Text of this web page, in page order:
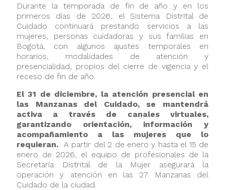
Durante la temporada de fin de año y en los
primeros días de 2026, el Sistema Distrital de
Cuidado continuará prestando servicios a las
mujeres, personas cuidadoras y sus familias en
Bogotá, con algunos ajustes temporales en
horarios, modalidades de atención y
presencialidad, propios del cierre de vigencia y el
receso de fin de año.
El 31 de diciembre, la atención presencial en
las Manzanas del Cuidado, se mantendrá
activa a través de canales virtuales,
garantizando orientación, información y
acompañamiento a las mujeres que lo
requieran.
A partir del 2 de enero y hasta el 15 de
enero de 2026, el equipo de profesionales de la
Secretaría Distrital de la Mujer asegurará la
operación y atención en las 27 Manzanas del
Cuidado de la ciudad.